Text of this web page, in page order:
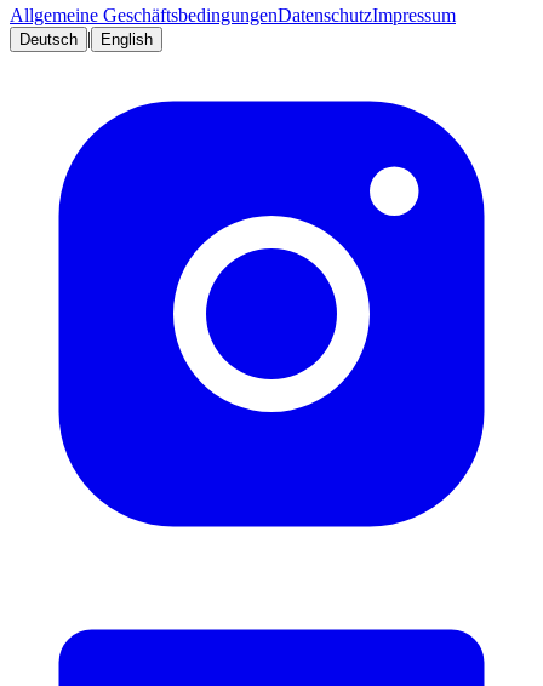
Allgemeine GeschäftsbedingungenDatenschutzImpressum
Deutsch | English